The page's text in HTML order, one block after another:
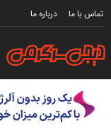
تماس با ما درباره ما